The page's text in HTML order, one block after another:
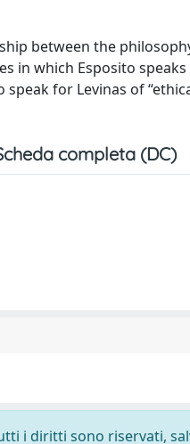
between the
in which Esposito
for Levinas of
completa (DC)
i diritti sono riservati,